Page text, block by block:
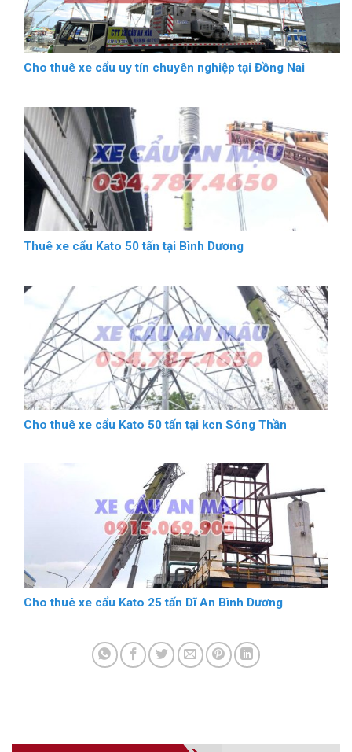
Cho thuê xe cẩu uy tín chuyên nghiệp tại Đồng Nai
Thuê xe cẩu Kato 50 tấn tại Bình Dương
Cho thuê xe cẩu Kato 50 tấn tại kcn Sóng Thần
Cho thuê xe cẩu Kato 25 tấn Dĩ An Bình Dương